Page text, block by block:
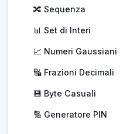
🔀 Sequenza
📊 Set di Interi
📈 Numeri Gaussiani
🔣 Frazioni Decimali
💾 Byte Casuali
🔢 Generatore PIN